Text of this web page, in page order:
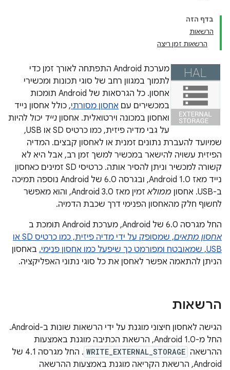
בדף הזה
הרשאות
הרשאות זמן ריצה
מערכת Android התפתחה לאורך זמן כדי
לתמוך במגוון רחב של סוגי תכונות ומכשירי
אחסון. כל הגרסאות של Android תומכות
במכשירים עם אחסון מסורתי, כולל אחסון נייד
ואחסון במכונה וירטואלית. אחסון נייד יכול להיות
על גבי מדיה פיזית, כמו כרטיס SD או USB,
שמיועד להעברת נתונים זמנית או לאחסון קבצים. המדיה
הפיזית עשויה להישאר במכשיר למשך זמן רב, אבל היא לא
קשורה למכשיר וניתן להסיר אותה. כרטיסי SD זמינים כאחסון
נייד מאז Android 1.0, ובגרסה 6.0 של Android נוספה תמיכה
ב-USB. אחסון
ממולא
זמין מאז Android 3.0, והוא מאפשר
לחשוף חלק מהאחסון הפנימי דרך שכבת הדמיה.
החל מגרסה 6.0 של Android, מערכת Android תומכת ב
אחסון מתאים
, שמסופק על ידי מדיה פיזית, כמו כרטיס SD או
USB, שמאובטח ומפורמט כך שיפעל כמו אחסון פנימי.
באחסון
הניתן להתאמה אפשר לאחסן את כל סוגי נתוני האפליקציה.
הרשאות
הגישה לאחסון חיצוני מוגנת על ידי הרשאות שונות ב-Android.
החל מ-Android 1.0, הרשאת הכתיבה מוגנת באמצעות
ההרשאה WRITE_EXTERNAL_STORAGE
. החל מגרסה 4.1 של
Android, הרשאת הקריאה מוגנת באמצעות ההרשאה